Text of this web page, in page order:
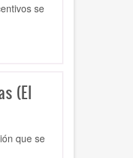
se
(El
que se